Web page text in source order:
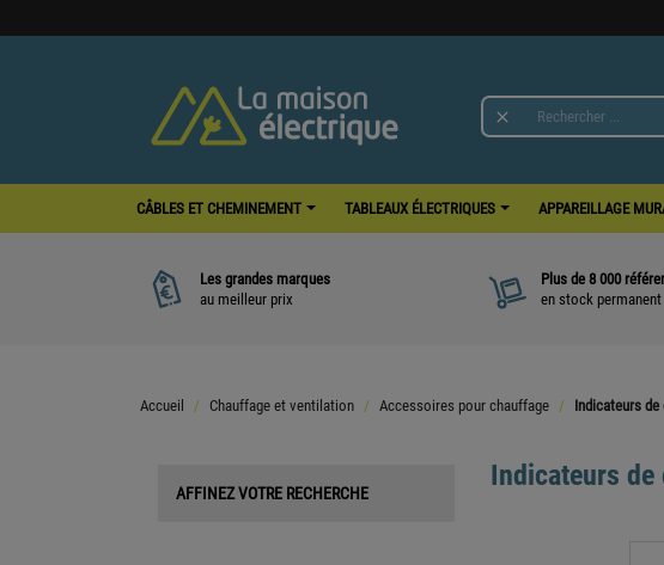

CÂBLES ET CHEMINEMENT TABLEAUX ÉLECTRIQUES APPAREILLAGE
Les grandes marques
au meilleur prix
Plus de 8 000
en stock permanent
Accueil Chauffage et ventilation Accessoires pour chauffage Indicateurs
AFFINEZ VOTRE RECHERCHE
Indicateurs